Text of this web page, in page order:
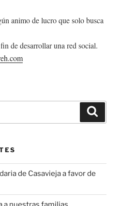
animo de lucro que solo busca
de desarrollar una red social.
de Casavieja a favor de